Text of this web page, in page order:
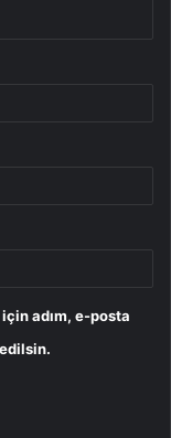
adım, e-posta